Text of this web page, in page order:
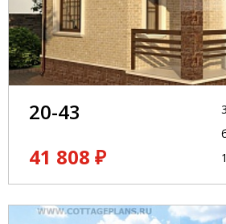
20-43
41 808 ₽